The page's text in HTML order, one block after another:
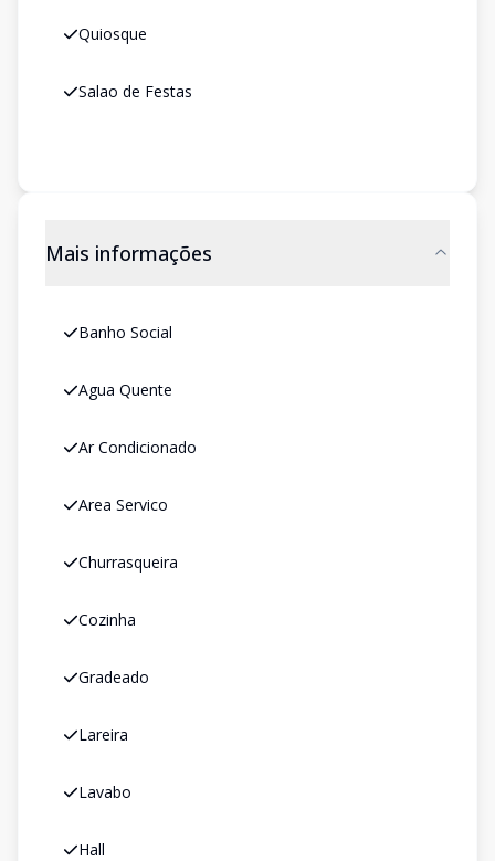
Quiosque
Salao de Festas
Mais informações
Banho Social
Agua Quente
Ar Condicionado
Area Servico
Churrasqueira
Cozinha
Gradeado
Lareira
Lavabo
Hall